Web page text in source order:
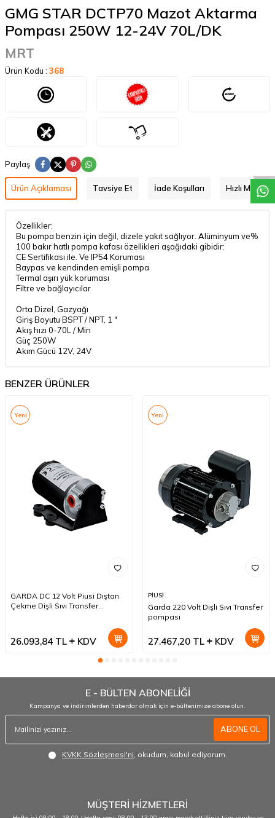
GMG STAR DCTP70 Mazot Aktarma
Pompası 250W 12-24V 70L/DK
MRT
Ürün Kodu : 368
Paylaş
Ürün Açıklaması Tavsiye Et İade Koşulları Hızlı Mesaj
Özellikler:
Bu pompa benzin için değil, dizele yakıt sağlıyor. Alüminyum ve%
100 bakır hatlı pompa kafası özellikleri aşağıdaki gibidir:
CE Sertifikası ile. Ve IP54 Koruması
Baypas ve kendinden emişli pompa
Termal aşırı yük koruması
Filtre ve bağlayıcılar
Orta Dizel, Gazyağı
Giriş Boyutu BSPT / NPT, 1 "
Akış hızı 0-70L / Min
Güç 250W
Akım Gücü 12V, 24V
BENZER ÜRÜNLER
Yeni
GARDA DC 12 Volt Piusi Dıştan
Çekme Dişli Sıvı Transfer
26.093,84 TL KDV
Yeni
PİUSİ
Garda 220 Volt Dişli Sıvı Transfer
pompası
27.467,20TL KDV
E - BÜLTEN ABONELİĞİ
Kampanya ve indirimlerden haberdar olmak için e-bültenimize abone olun.
ABONE OL
KVKK Sözleşmesi'ni , okudum, kabul ediyorum.
MÜŞTERİ HİZMETLERİ